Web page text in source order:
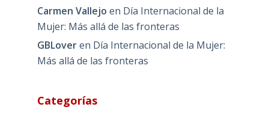
Carmen Vallejo en Día Internacional de la
Mujer: Más allá de las fronteras
GBLoveren Día Internacional de la Mujer:
Más allá de las fronteras
Categorías